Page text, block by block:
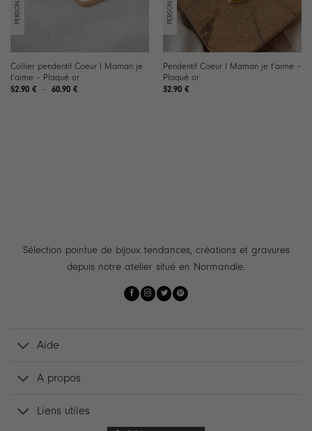
Collier pendentif Coeur I Maman je
t’aime – Plaqué or
52.90 € – 60.90 €Plage
Pendentif Coeur I Maman je t’aime –
Plaqué or
32.90 €
Sélection pointue de bijoux tendances, créations et gravures
depuis notre atelier situé en Normandie.
Aide
A propos
Liens utiles